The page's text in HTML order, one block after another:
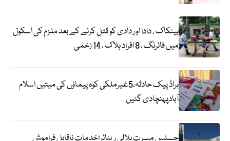
بینکاک ، دادا اور دادی کو قتل کرنے کے بعد ملزم کی اسکول
میں فائرنگ ، 8 افراد ہلاک ، 14 زخمی
براڈ پیک حادثہ،5غیرملکی کوہ پیماؤں کی میتیں اسلام
آبادپہنچادی گئیں
جسٹس مسرت ہلالی ریٹائر؛خدمات ناقابل فراموش